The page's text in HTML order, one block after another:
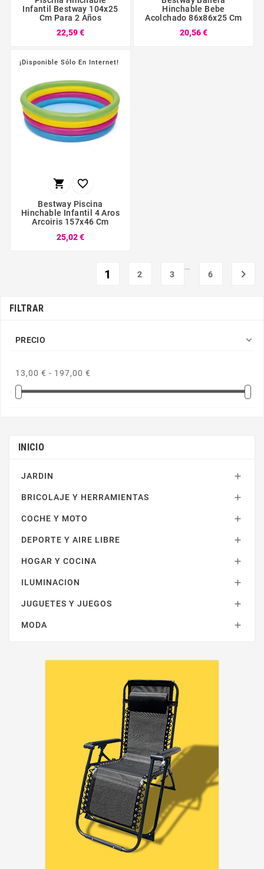
Infantil Bestway 104x25
Cm Para 2 Años
22,59 €
Hinchable Bebe
Acolchado 86x86x25 Cm
20,56 €
¡Disponible Sólo En Internet!
 
Bestway Piscina
Hinchable Infantil 4 Aros
Arcoiris 157x46 Cm
25,02 €
1 2 3
…
6

FILTRAR
PRECIO 
13,00 € - 197,00 €
INICIO
JARDIN 
BRICOLAJE Y HERRAMIENTAS 
COCHE Y MOTO 
DEPORTE Y AIRE LIBRE 
HOGAR Y COCINA 
ILUMINACION 
JUGUETES Y JUEGOS 
MODA 